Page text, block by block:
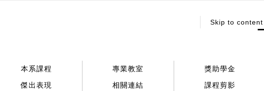
Skip to content
本系課程 專業教室 獎助學金
傑出表現 相關連結 課程剪影